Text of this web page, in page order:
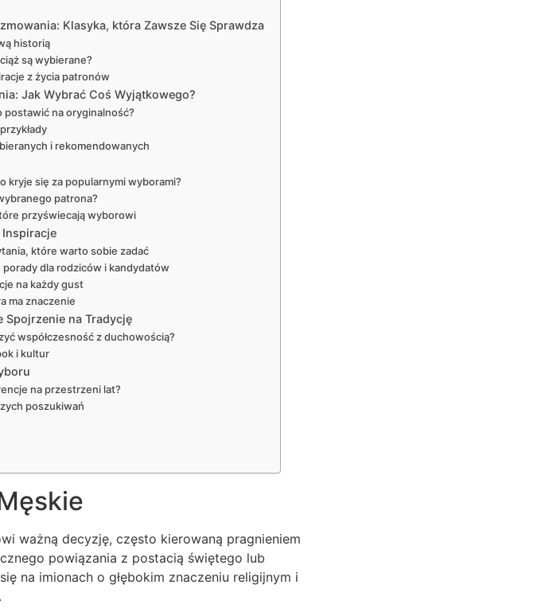
Klasyka, która Zawsze Się Sprawdza
historią
są wybierane?
z życia patronów
Jak Wybrać Coś Wyjątkowego?
postawić na oryginalność?
i rekomendowanych
kryje się za popularnymi wyborami?
patrona?
przyświecają wyborowi
Inspiracje
które warto sobie zadać
porady dla rodziców i kandydatów
na każdy gust
ma znaczenie
Spojrzenie na Tradycję
współczesność z duchowością?
i kultur
na przestrzeni lat?
poszukiwań
ważną decyzję, często kierowaną pragnieniem
powiązania z postacią świętego lub
na imionach o głębokim znaczeniu religijnym i